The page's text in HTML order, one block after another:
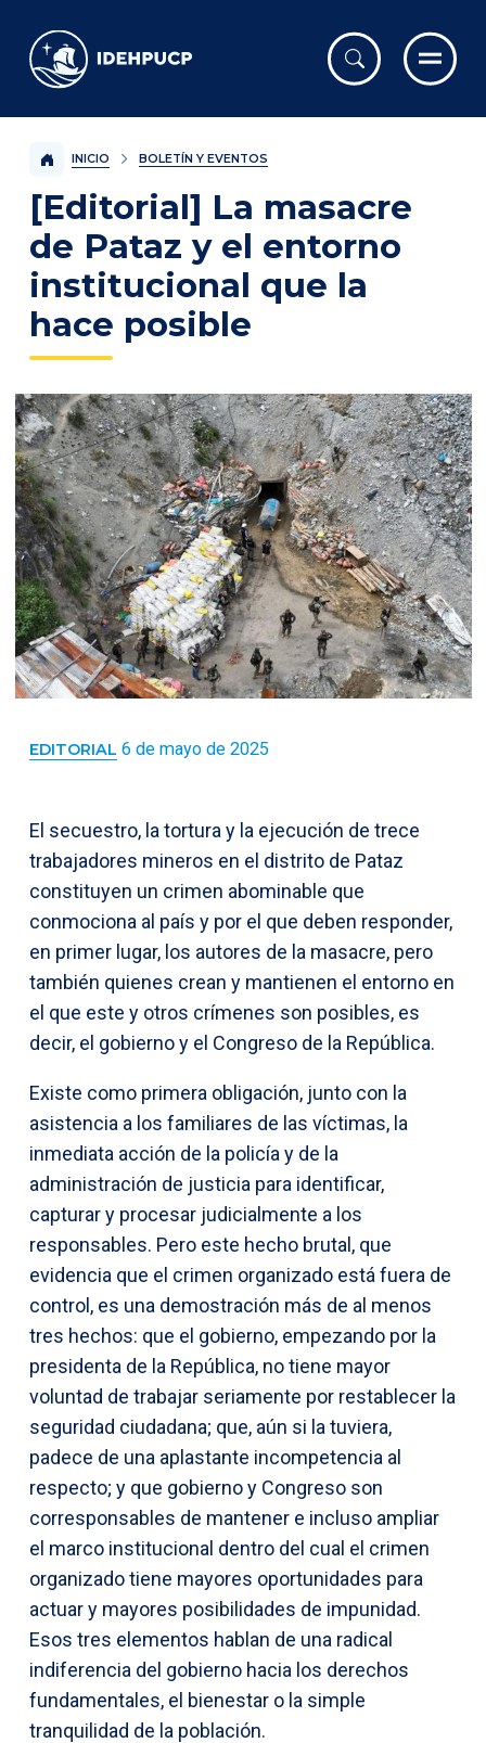
IDEHPUCP
INICIO BOLETÍN Y EVENTOS
[Editorial] La masacre
de Pataz y el entorno
institucional que la
hace posible
EDITORIAL 6 de mayo de 2025
El secuestro, la tortura y la ejecución de trece
trabajadores mineros en el distrito de Pataz
constituyen un crimen abominable que
conmociona al país y por el que deben responder,
en primer lugar, los autores de la masacre, pero
también quienes crean y mantienen el entorno en
el que este y otros crímenes son posibles, es
decir, el gobierno y el Congreso de la República.
Existe como primera obligación, junto con la
asistencia a los familiares de las víctimas, la
inmediata acción de la policía y de la
administración de justicia para identificar,
capturar y procesar judicialmente a los
responsables. Pero este hecho brutal, que
evidencia que el crimen organizado está fuera de
control, es una demostración más de al menos
tres hechos: que el gobierno, empezando por la
presidenta de la República, no tiene mayor
voluntad de trabajar seriamente por restablecer la
seguridad ciudadana; que, aún si la tuviera,
padece de una aplastante incompetencia al
respecto; y que gobierno y Congreso son
corresponsables de mantener e incluso ampliar
el marco institucional dentro del cual el crimen
organizado tiene mayores oportunidades para
actuar y mayores posibilidades de impunidad.
Esos tres elementos hablan de una radical
indiferencia del gobierno hacia los derechos
fundamentales, el bienestar o la simple
tranquilidad de la población.